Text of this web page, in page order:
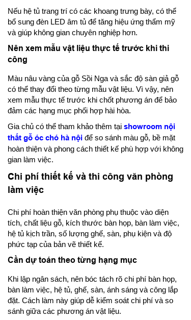
Nếu hệ tủ trang trí có các khoang trưng bày, có thể
bổ sung đèn LED âm tủ để tăng hiệu ứng thẩm mỹ
và giúp không gian chuyên nghiệp hơn.
Nên xem mẫu vật liệu thực tế trước khi thi
công
Màu nâu vàng của gỗ Sồi Nga và sắc độ sàn giả gỗ
có thể thay đổi theo từng mẫu vật liệu. Vì vậy, nên
xem mẫu thực tế trước khi chốt phương án để bảo
đảm các hạng mục phối hợp hài hòa.
Gia chủ có thể tham khảo thêm tại showroom nội
thất gỗ óc chó hà nội để so sánh màu gỗ, bề mặt
hoàn thiện và phong cách thiết kế phù hợp với không
gian làm việc.
Chi phí thiết kế và thi công văn phòng
làm việc
Chi phí hoàn thiện văn phòng phụ thuộc vào diện
tích, chất liệu gỗ, kích thước bàn họp, bàn làm việc,
hệ tủ kịch trần, số lượng ghế, sàn, phụ kiện và độ
phức tạp của bản vẽ thiết kế.
Cần dự toán theo từng hạng mục
Khi lập ngân sách, nên bóc tách rõ chi phí bàn họp,
bàn làm việc, hệ tủ, ghế, sàn, ánh sáng và công lắp
đặt. Cách làm này giúp dễ kiểm soát chi phí và so
sánh giữa các phương án vật liệu.